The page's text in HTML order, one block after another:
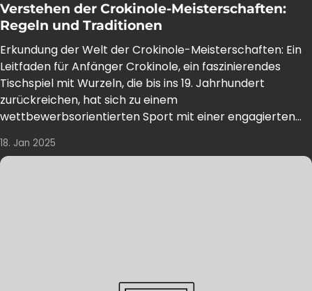
Verstehen der Crokinole-Meisterschaften:
Regeln und Traditionen
Erkundung der Welt der Crokinole-Meisterschaften: Ein
Leitfaden für Anfänger Crokinole, ein faszinierendes
Tischspiel mit Wurzeln, die bis ins 19. Jahrhundert
zurückreichen, hat sich zu einem
wettbewerbsorientierten Sport mit einer engagierten...
18. Jan 2025